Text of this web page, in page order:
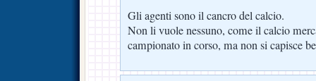
Gli agenti sono il cancro del calcio.
Non li vuole nessuno, come il calcio
campionato in corso, ma non si capisce